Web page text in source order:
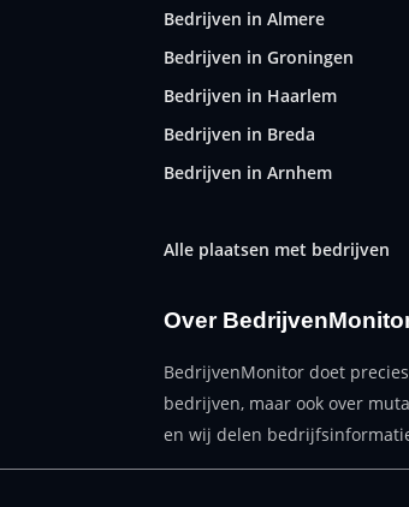
Bedrijven in Almere
Bedrijven in Groningen
Bedrijven in Haarlem
Bedrijven in Breda
Bedrijven in Arnhem
Alle plaatsen met bedrijven
Over
BedrijvenMonitor doet
bedrijven, maar ook over
en wij delen